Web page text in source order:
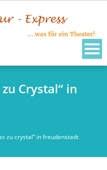
Crystal“ in
zu crystal“ in freudenstadt